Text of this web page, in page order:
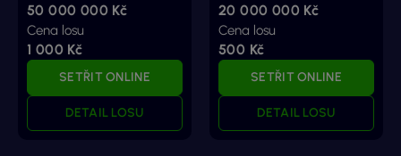
50 000 000 Kč
Cena losu
1 000 Kč
SETŘIT ONLINE
DETAIL LOSU
20 000 000 Kč
Cena losu
500 Kč
SETŘIT ONLINE
DETAIL LOSU